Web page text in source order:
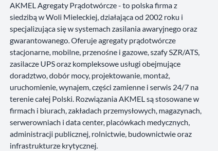
AKMEL Agregaty Prądotwórcze - to polska firma z
siedzibą w Woli Mieleckiej, działająca od 2002 roku i
specjalizująca się w systemach zasilania awaryjnego oraz
gwarantowanego. Oferuje agregaty prądotwórcze
stacjonarne, mobilne, przenośne i gazowe, szafy SZR/ATS,
zasilacze UPS oraz kompleksowe usługi obejmujące
doradztwo, dobór mocy, projektowanie, montaż,
uruchomienie, wynajem, części zamienne i serwis 24/7 na
terenie całej Polski. Rozwiązania AKMEL są stosowane w
firmach i biurach, zakładach przemysłowych, magazynach,
serwerowniach i data center, placówkach medycznych,
administracji publicznej, rolnictwie, budownictwie oraz
infrastrukturze krytycznej.